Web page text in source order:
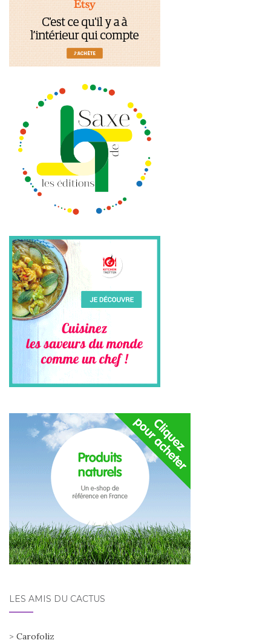
LES AMIS DU CACTUS
> Carofoliz